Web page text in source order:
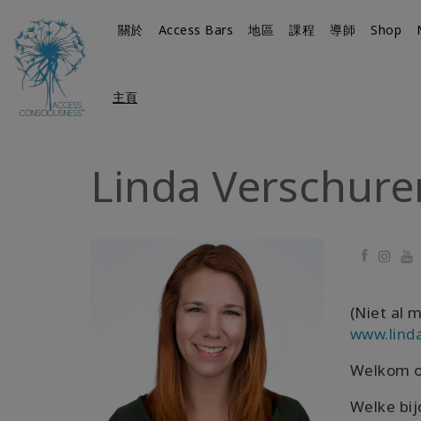
關於 Access Bars 地區 課程 導師 Shop
主頁
Linda
Facebook
(Niet al
Welkom
Welke